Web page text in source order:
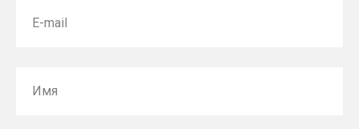
E-mail
Имя